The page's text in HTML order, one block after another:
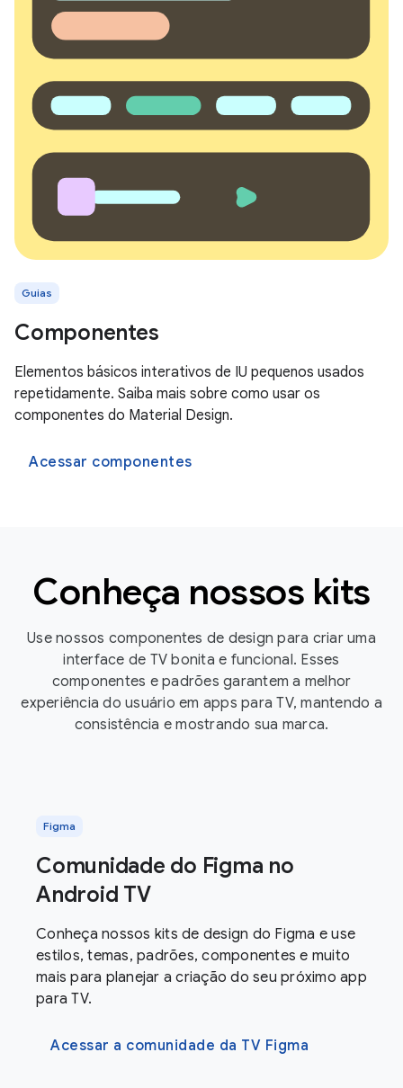
Guias
Componentes
Elementos básicos interativos de IU pequenos usados
repetidamente. Saiba mais sobre como usar os
componentes do Material Design.
Acessar componentes
Conheça nossos kits
Use nossos componentes de design para criar uma
interface de TV bonita e funcional. Esses
componentes e padrões garantem a melhor
experiência do usuário em apps para TV, mantendo a
consistência e mostrando sua marca.
Figma
Comunidade do Figma no
Android TV
Conheça nossos kits de design do Figma e use
estilos, temas, padrões, componentes e muito
mais para planejar a criação do seu próximo app
para TV.
Acessar a comunidade da TV Figma